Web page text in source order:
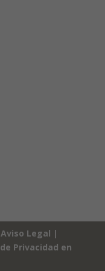
Aviso Legal |
Privacidad en